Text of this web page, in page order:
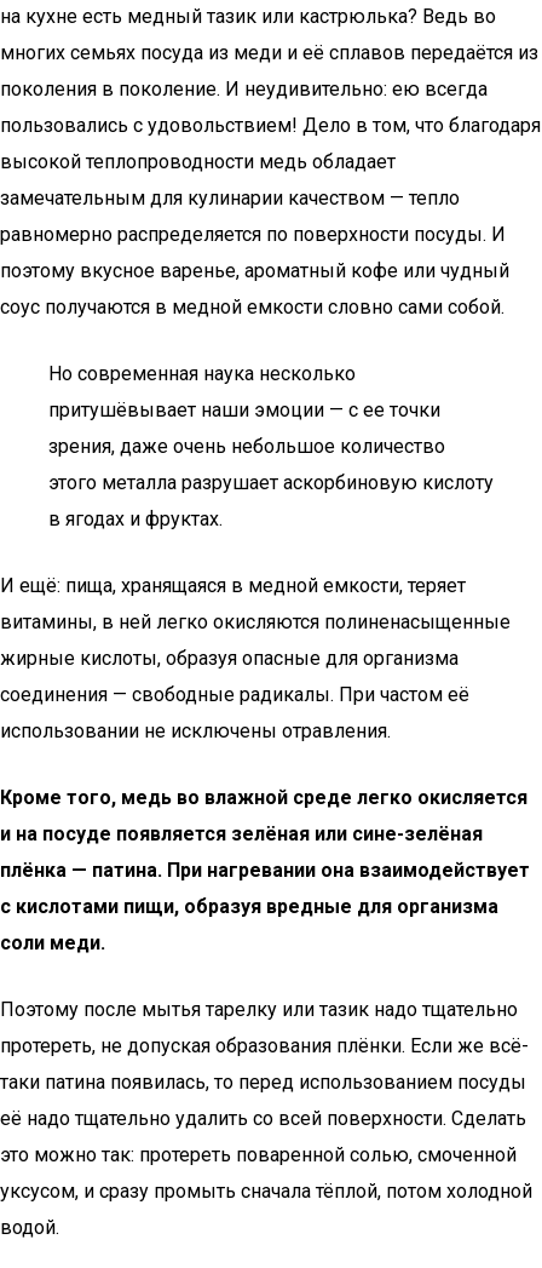
на кухне есть медный тазик или кастрюлька? Ведь во
многих семьях посуда из меди и её сплавов передаётся из
поколения в поколение. И неудивительно: ею всегда
пользовались с удовольствием! Дело в том, что благодаря
высокой теплопроводности медь обладает
замечательным для кулинарии качеством — тепло
равномерно распределяется по поверхности посуды. И
поэтому вкусное варенье, ароматный кофе или чудный
соус получаются в медной емкости словно сами собой.
Но современная наука несколько
притушёвывает наши эмоции — с ее точки
зрения, даже очень небольшое количество
этого металла разрушает аскорбиновую кислоту
в ягодах и фруктах.
И ещё: пища, хранящаяся в медной емкости, теряет
витамины, в ней легко окисляются полиненасыщенные
жирные кислоты, образуя опасные для организма
соединения — свободные радикалы. При частом её
использовании не исключены отравления.
Кроме того, медь во влажной среде легко окисляется
и на посуде появляется зелёная или сине-зелёная
плёнка — патина. При нагревании она взаимодействует
с кислотами пищи, образуя вредные для организма
соли меди.
Поэтому после мытья тарелку или тазик надо тщательно
протереть, не допуская образования плёнки. Если же всё-
таки патина появилась, то перед использованием посуды
её надо тщательно удалить со всей поверхности. Сделать
это можно так: протереть поваренной солью, смоченной
уксусом, и сразу промыть сначала тёплой, потом холодной
водой.